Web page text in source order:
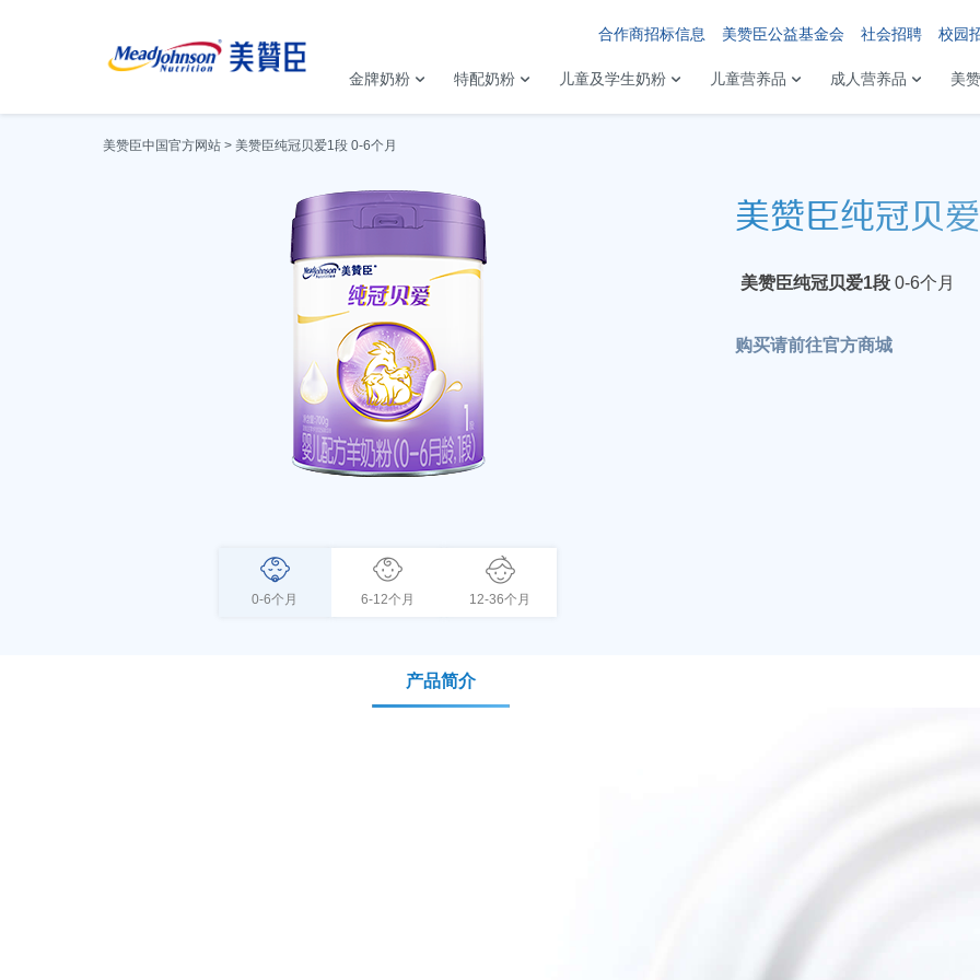
金牌奶粉 特配奶粉 儿童及学生奶粉 儿童营养品 成人营养品 美
合作商招标信息 美赞臣公益基金会 社会招聘 校园
美赞臣中国官方网站 美赞臣纯冠贝爱1段 0-6个月
美赞臣纯冠贝爱
0-6个月 6-12个月 12-36个月
美赞臣纯冠贝爱1段 0-6个月
购买请前往官方商城
产品简介(active tab)